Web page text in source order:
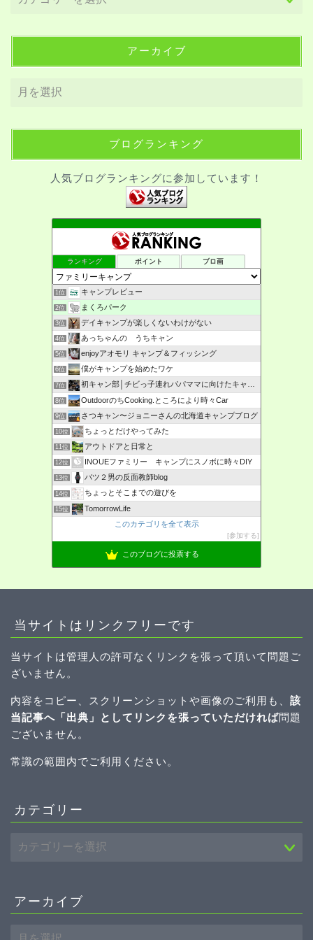
アーカイブ
ブログランキング
人気ブログランキングに参加しています！
ランキング ポイント ブロ画
1位 キャンプレビュー
2位 まくろパーク
3位 デイキャンプが楽しくないわけがない
4位 あっちゃんの うちキャン
5位 enjoyアオモリ キャンプ＆フィッシング
6位 僕がキャンプを始めたワケ
7位 初キャン部│チビっ子連れパパママに向けたキャンプ情報の発信
8位 OutdoorのちCooking.ところにより時々Car
9位 さつキャン〜ジョニーさんの北海道キャンプブログ
10位 ちょっとだけやってみた
11位 アウトドアと日常と
12位 INOUEファミリー キャンプにスノボに時々DIY
13位 バツ２男の反面教師blog
14位 ちょっとそこまでの遊びを
15位
TomorrowLife
このカテゴリを全て表示
参加する
このブログに投票する
当サイトはリンクフリーです
当サイトは管理人の許可なくリンクを張って頂いて問題ご
ざいません。
内容をコピー、スクリーンショットや画像のご利用も、 該
当記事へ「出典」としてリンクを張っていただければ問題
ございません。
常識の範囲内でご利用ください。
カテゴリー
アーカイブ
ホーム